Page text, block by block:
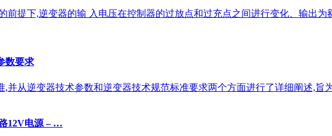
前提下,逆变器的输 入电压在控制器的过放点和过充点之间进行变化、输出
数要求
并从逆变器技术参数和逆变器技术规范标准要求两个方面进行了详细阐述,旨
12V电源 – …